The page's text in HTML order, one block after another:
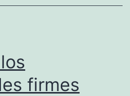
firmes